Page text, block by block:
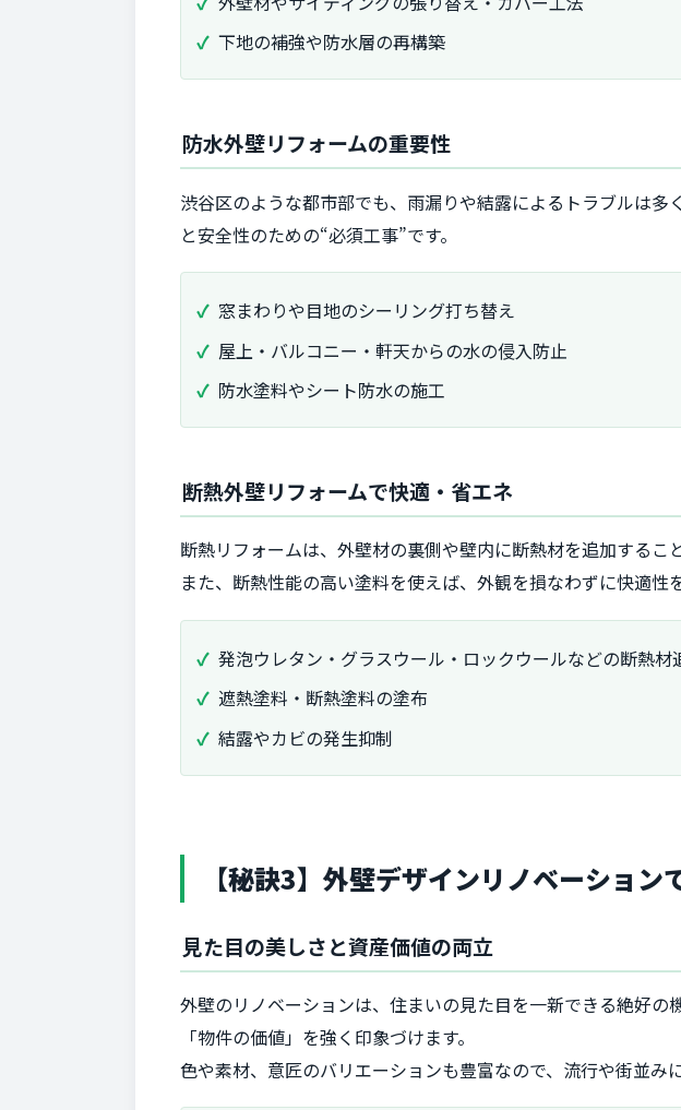
下地の補強や防水層の再構築
防水外壁リフォームの重要性
渋谷区のような都市部でも、雨漏りや結露によるトラブルは
と安全性のための“必須工事”です。
窓まわりや目地のシーリング打ち替え
屋上・バルコニー・軒天からの水の侵入防止
防水塗料やシート防水の施工
断熱外壁リフォームで快適・省エネ
断熱リフォームは、外壁材の裏側や壁内に断熱材を追加するこ
また、断熱性能の高い塗料を使えば、外観を損なわずに快適性
発泡ウレタン・グラスウール・ロックウールなどの断熱材
遮熱塗料・断熱塗料の塗布
結露やカビの発生抑制
【秘訣3】外壁デザインリノベーション
見た目の美しさと資産価値の両立
外壁のリノベーションは、住まいの見た目を一新できる絶好
「物件の価値」を強く印象づけます。
色や素材、意匠のバリエーションも豊富なので、流行や街並み